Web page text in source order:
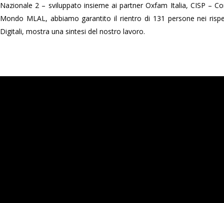
Nazionale 2 – sviluppato insieme ai partner Oxfam Italia, CISP –
Mondo MLAL, abbiamo garantito il rientro di 131 persone nei
Digitali, mostra una sintesi del nostro lavoro.